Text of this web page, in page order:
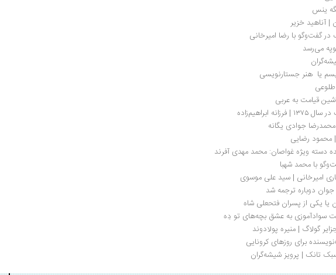
ینس
| آناهید خزیر
گفت‌وگو با رضا امیرخانی
می‌رسد
یا  هنر جستارنویسی
قیامت به عربی
ابراهیم‌زاده
جوادی یگانه
| محمود رضایی
دسته ویژه غواصان: محمد مهدی آفرند
با محمد شهبا
امیرخانی | سید علی موسوی
دوباره ترجمه شد
یا یکی از پسران فتحعلی شاه
سوادآموزی به عشق بچه‌های تو دِه
گولاگ | منیره پولادوند
تانک | پرویز شیشه‌گران